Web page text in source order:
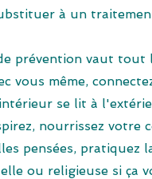
à un
prévention vaut tout
vous même,
se lit à
nourrissez votre
pensées, pratiquez
ou religieuse si ça